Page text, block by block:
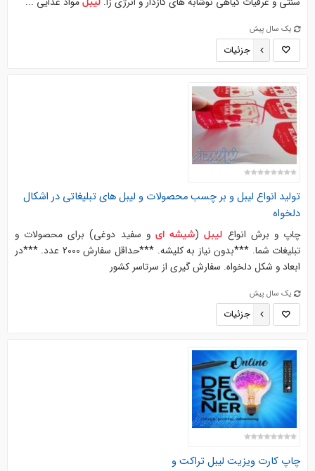
یک سال پیش
جزئیات
تولید انواع لیبلو بر چسب محصولات و لیبلهای تبلیغاتی در اشکال
دلخواه
چاپ و برش انواع لیبل(شیشه ای و سفید دوغی) برای محصولات و
تبلیغات شما. ***بدون نیاز به کلیشه. ***حداقل سفارش 2000 عدد. ***در
ابعاد و شکل دلخواه. سفارش گیری از سرتاسر کشور
یک سال پیش
جزئیات
چاپ کارت ویزیت لیبلتراکت و